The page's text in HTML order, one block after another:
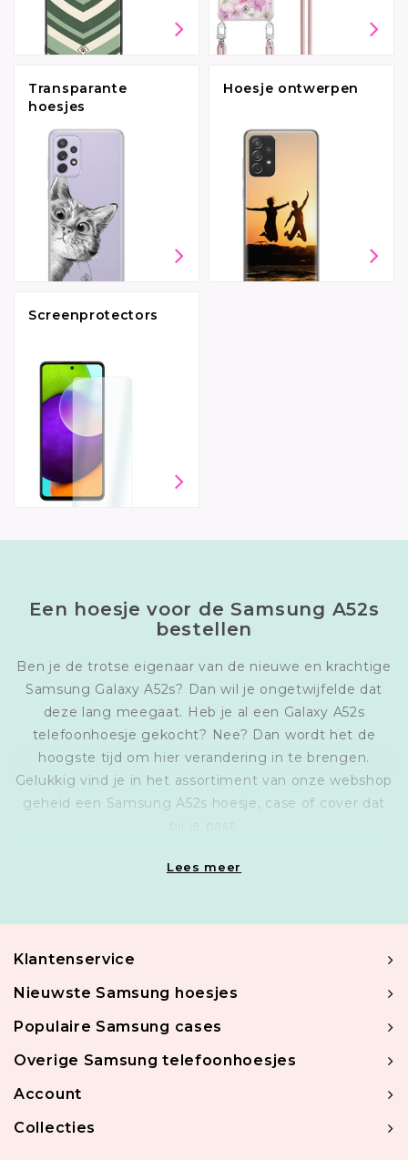
Transparante
hoesjes
Hoesje ontwerpen
Screenprotectors
Een hoesje voor de Samsung A52s
bestellen
Ben je de trotse eigenaar van de nieuwe en krachtige
Samsung Galaxy A52s? Dan wil je ongetwijfelde dat
deze lang meegaat. Heb je al een Galaxy A52s
telefoonhoesje gekocht? Nee? Dan wordt het de
hoogste tijd om hier verandering in te brengen.
Gelukkig vind je in het assortiment van onze webshop
geheid een Samsung A52s hoesje, case of cover dat
Lees meer
Klantenservice
Nieuwste Samsung hoesjes
Populaire Samsung cases
Overige Samsung telefoonhoesjes
Account
Collecties